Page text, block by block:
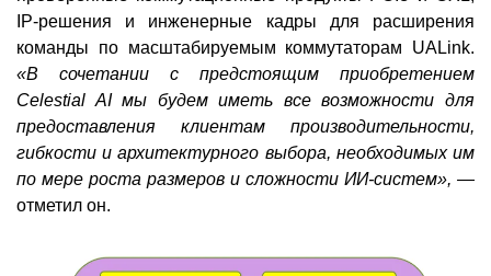
IP-решения и инженерные кадры для расширения
команды по масштабируемым коммутаторам UALink.
«В сочетании с предстоящим приобретением
Celestial AI мы будем иметь все возможности для
предоставления клиентам производительности,
гибкости и архитектурного выбора, необходимых им
по мере роста размеров и сложности ИИ-систем», —
отметил он.